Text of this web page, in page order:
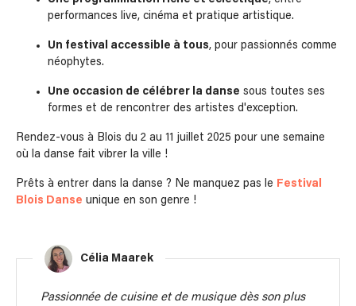
performances live, cinéma et pratique artistique.
Un festival accessible à tous, pour passionnés comme
néophytes.
Une occasion de célébrer la danse sous toutes ses
formes et de rencontrer des artistes d'exception.
Rendez-vous à Blois du 2 au 11 juillet 2025 pour une semaine
où la danse fait vibrer la ville !
Prêts à entrer dans la danse ? Ne manquez pas le Festival
Blois Danse unique en son genre !
Célia Maarek
Passionnée de cuisine et de musique dès son plus